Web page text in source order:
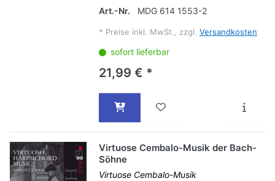
Art.-Nr.
MDG 614 1553-2
* Preise inkl. MwSt., zzgl. Versandkosten
sofort lieferbar
21,99 € *
Virtuose Cembalo-Musik der Bach-
Söhne
Virtuose Cembalo-Musik